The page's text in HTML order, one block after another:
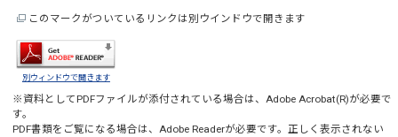
このマークがついているリンクは別ウインドウで開きます
別ウィンドウで開きます
※資料としてPDFファイルが添付されている場合は、Adobe Acrobat(R)が必要で
す。
PDF書類をご覧になる場合は、Adobe Readerが必要です。正しく表示されない